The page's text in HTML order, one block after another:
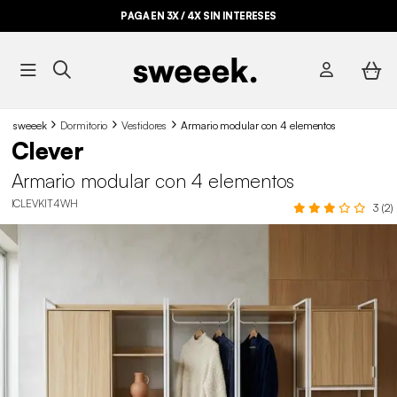
PAGA EN 3X / 4X SIN INTERESES
sweeek Dormitorio Vestidores Armario modular con 4 elementos
Clever
Armario modular con 4 elementos
ICLEVKIT4WH 3 (2)